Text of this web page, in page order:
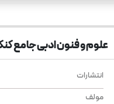
علوم و فنون ادبی جامع
انتشارات
مولف